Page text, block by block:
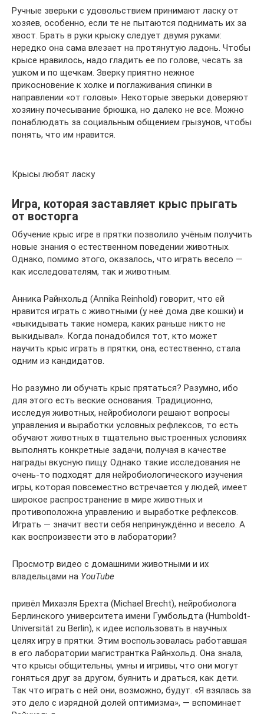
Ручные зверьки с удовольствием принимают ласку от
хозяев, особенно, если те не пытаются поднимать их за
хвост. Брать в руки крыску следует двумя руками:
нередко она сама влезает на протянутую ладонь. Чтобы
крысе нравилось, надо гладить ее по голове, чесать за
ушком и по щечкам. Зверку приятно нежное
прикосновение к холке и поглаживания спинки в
направлении «от головы». Некоторые зверьки доверяют
хозяину почесывание брюшка, но далеко не все. Можно
понаблюдать за социальным общением грызунов, чтобы
понять, что им нравится.
Крысы любят ласку
Игра, которая заставляет крыс прыгать
от восторга
Обучение крыс игре в прятки позволило учёным получить
новые знания о естественном поведении животных.
Однако, помимо этого, оказалось, что играть весело —
как исследователям, так и животным.
Анника Райнхольд (Annika Reinhold) говорит, что ей
нравится играть с животными (у неё дома две кошки) и
«выкидывать такие номера, каких раньше никто не
выкидывал». Когда понадобился тот, кто может
научить крыс играть в прятки, она, естественно, стала
одним из кандидатов.
Но разумно ли обучать крыс прятаться? Разумно, ибо
для этого есть веские основания. Традиционно,
исследуя животных, нейробиологи решают вопросы
управления и выработки условных рефлексов, то есть
обучают животных в тщательно выстроенных условиях
выполнять конкретные задачи, получая в качестве
награды вкусную пищу. Однако такие исследования не
очень-то подходят для нейробиологического изучения
игры, которая повсеместно встречается у людей, имеет
широкое распространение в мире животных и
противоположна управлению и выработке рефлексов.
Играть — значит вести себя непринуждённо и весело. А
как воспроизвести это в лаборатории?
Просмотр видео с домашними животными и их
владельцами на YouTube
привёл Михаэля Брехта (Michael Brecht), нейробиолога
Берлинского университета имени Гумбольдта (Humboldt-
Universität zu Berlin), к идее использовать в научных
целях игру в прятки. Этим воспользовалась работавшая
в его лаборатории магистрантка Райнхольд. Она знала,
что крысы общительны, умны и игривы, что они могут
гоняться друг за другом, буянить и драться, как дети.
Так что играть с ней они, возможно, будут. «Я взялась за
это дело с изрядной долей оптимизма», — вспоминает